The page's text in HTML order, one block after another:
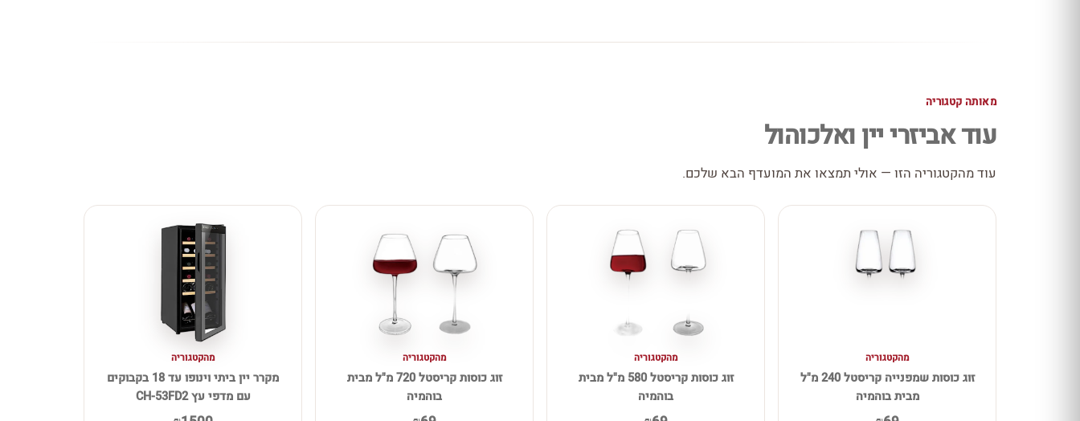
מאותה קטגוריה
עוד אביזרי יין ואלכוהול
עוד מהקטגוריה הזו — אולי תמצאו את המועדף הבא שלכם.
מהקטגוריה
זוג כוסות שמפנייה קריסטל 240 מ"ל
מבית בוהמיה
מהקטגוריה
זוג כוסות קריסטל 580 מ"ל מבית
בוהמיה
מהקטגוריה
זוג כוסות קריסטל 720 מ"ל מבית
בוהמיה
מהקטגוריה
מקרר יין ביתי וינופו עד 18 בקבוקים
עם מדפי עץ CH-53FD2